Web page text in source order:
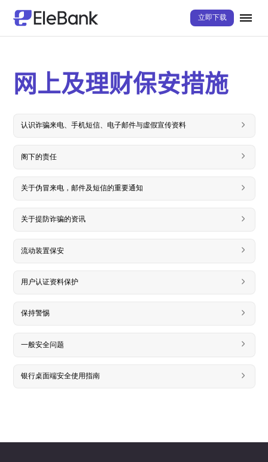
立即下载
网上及理财保安措施
认识诈骗来电、手机短信、电子邮件与虛假宣传资料
阁下的责任
关于伪冒来电，邮件及短信的重要通知
关于提防诈骗的资讯
流动装置保安
用户认证资料保护
保持警惕
一般安全问题
银行桌面端安全使用指南